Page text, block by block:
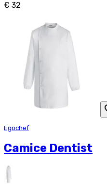
€ 32
Egochef
Camice Dentist